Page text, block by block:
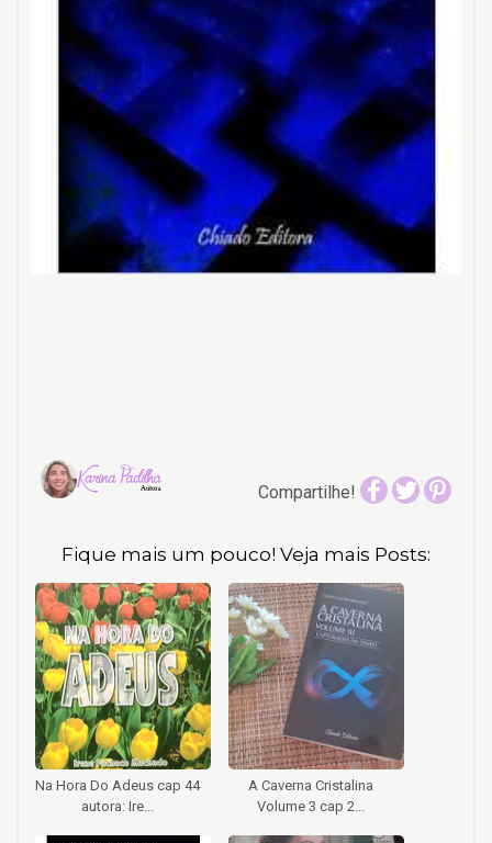
Compartilhe!
Fique mais um pouco! Veja mais Posts:
Na Hora Do Adeus cap 44
autora: Ire...
A Caverna Cristalina
Volume 3 cap 2...